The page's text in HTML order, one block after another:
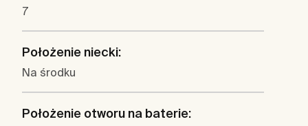
7
Położenie niecki:
Na środku
Położenie otworu na baterie: